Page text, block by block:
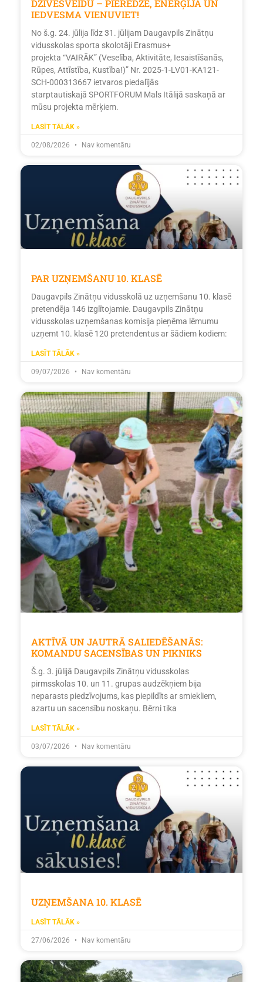
DZĪVESVEIDU – PIEREDZE, ENERĢIJA UN
IEDVESMA VIENUVIET!
No š.g. 24. jūlija līdz 31. jūlijam Daugavpils Zinātņu
vidusskolas sporta skolotāji Erasmus+
projekta “VAIRĀK” (Veselība, Aktivitāte, Iesaistīšanās,
Rūpes, Attīstība, Kustība!)” Nr. 2025-1-LV01-KA121-
SCH-000313667 ietvaros piedalījās
starptautiskajā SPORTFORUM Mals Itālijā saskaņā ar
mūsu projekta mērķiem.
LASĪT TĀLĀK »
02/08/2026 Nav komentāru
PAR UZŅEMŠANU 10. KLASĒ
Daugavpils Zinātņu vidusskolā uz uzņemšanu 10. klasē
pretendēja 146 izglītojamie. Daugavpils Zinātņu
vidusskolas uzņemšanas komisija pieņēma lēmumu
uzņemt 10. klasē 120 pretendentus ar šādiem kodiem:
LASĪT TĀLĀK »
09/07/2026 Nav komentāru
AKTĪVĀ UN JAUTRĀ SALIEDĒŠANĀS:
KOMANDU SACENSĪBAS UN PIKNIKS
Š.g. 3. jūlijā Daugavpils Zinātņu vidusskolas
pirmsskolas 10. un 11. grupas audzēkņiem bija
neparasts piedzīvojums, kas piepildīts ar smiekliem,
azartu un sacensību noskaņu. Bērni tika
LASĪT TĀLĀK »
03/07/2026 Nav komentāru
UZŅEMŠANA 10. KLASĒ
LASĪT TĀLĀK »
27/06/2026 Nav komentāru